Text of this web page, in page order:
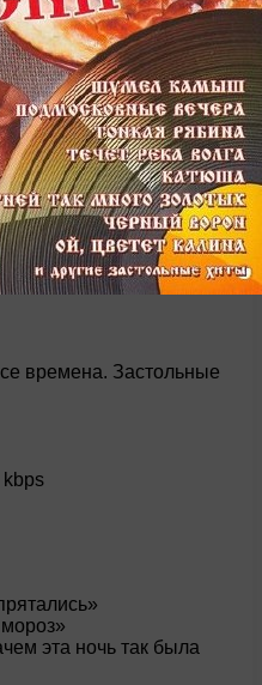
времена. Застольные
kbps
эта ночь так была